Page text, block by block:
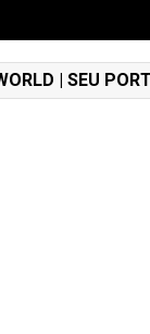
| SEU